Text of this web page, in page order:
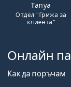
Tanya
Отдел "Грижа за
клиента"
Онлайн
Как да поръчам